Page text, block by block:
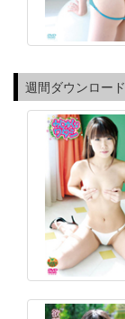
週間ダウンロー